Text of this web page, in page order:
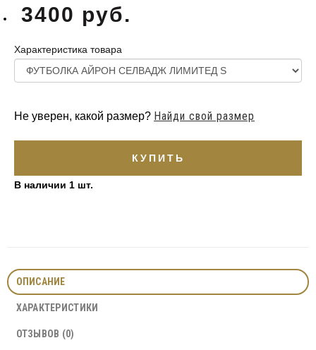
3400 руб.
Характеристика товара
Не уверен, какой размер? Найди свой размер
КУПИТЬ
В наличии 1 шт.
ОПИСАНИЕ
ХАРАКТЕРИСТИКИ
ОТЗЫВОВ (0)